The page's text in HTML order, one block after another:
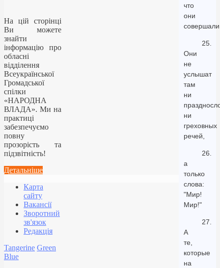
что
они
25.
Они
не
услышат
там
ни
ни
греховных
речей,
26.
а
только
слова:
"Мир!
Мир!"
27.
А
те,
которые
на
На цій сторінці
Ви можете
знайти
інформацію про
обласні
відділення
Всеукраїнської
Громадської
спілки
«НАРОДНА
ВЛАДА». Ми на
практиці
забезпечуємо
повну
прозорість та
підзвітність!
Детальніше
Карта
сайту
Вакансії
Зворотний
зв'язок
Редакція
Tangerine Green
Blue